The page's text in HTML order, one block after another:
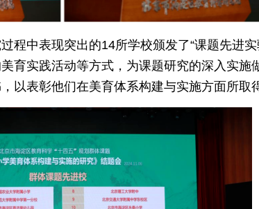
程中表现突出的14所学校颁发了“课题先进
育实践活动等方式，为课题研究的深入实施
以表彰他们在美育体系构建与实施方面所取